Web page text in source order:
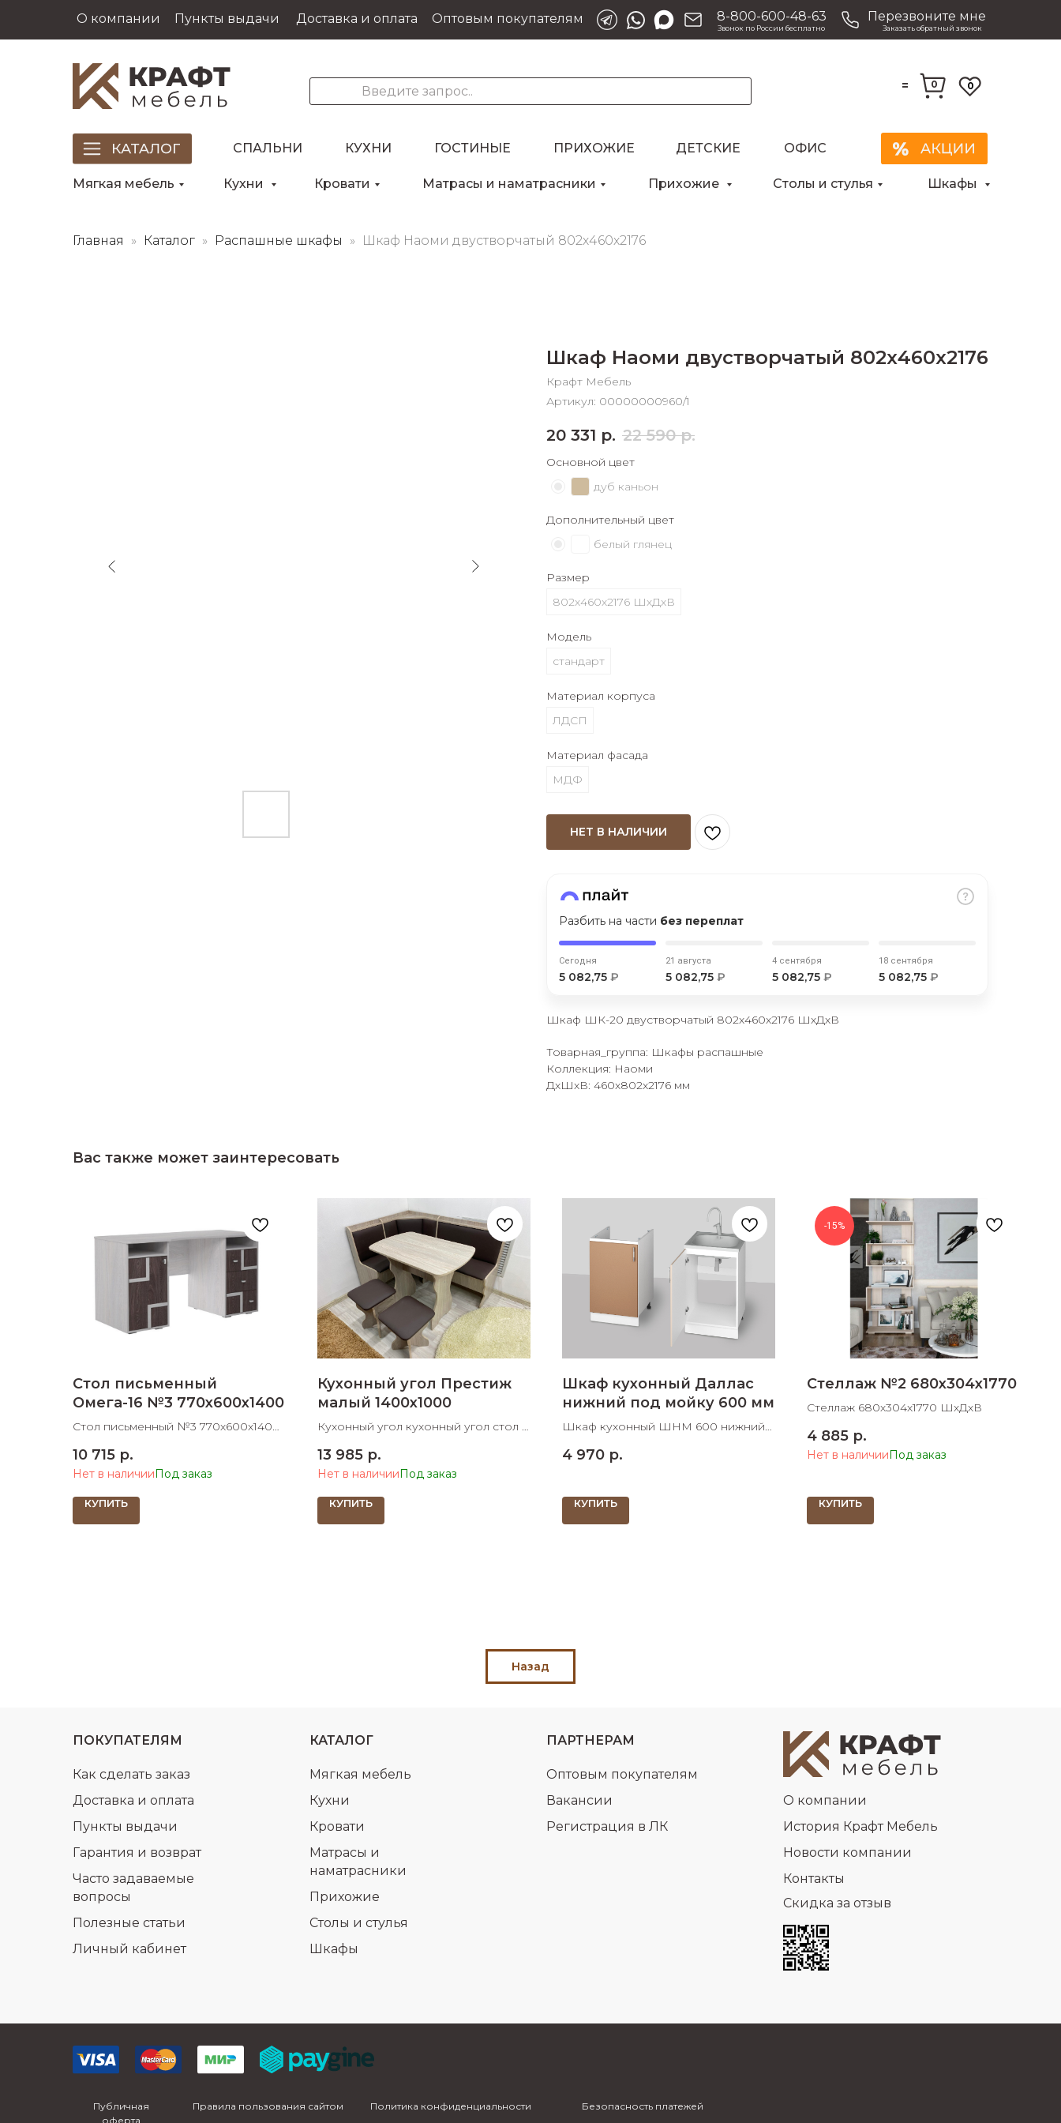
О компании Доставка и оплата Оптовым покупателям
Пункты выдачи 8-800-600-48-63
Звонок по России бесплатно
Перезвоните мне
Заказать обратный звонок
0
= 0
ДЕТСКИЕ
СПАЛЬНИ КУХНИ ГОСТИНЫЕ ПРИХОЖИЕ ОФИС
Кровати
Кухни
Мягкая мебель Прихожие Столы и стулья Шкафы
Матрасы и наматрасники
Главная Каталог Распашные шкафы Шкаф Наоми двустворчатый 802х460х2176
Шкаф Наоми двустворчатый 802х460х2176
Крафт Мебель
Артикул: 00000000960/1
20 331 р. 22 590 р.
Основной цвет
дуб каньон
Дополнительный цвет
белый глянец
Размер
802х460х2176 ШхДхВ
Модель
стандарт
Материал корпуса
ЛДСП
Материал фасада
МДФ
НЕТ В НАЛИЧИИ
Разбить на части без переплат
Сегодня
5 082,75 ₽
21 августа
5 082,75 ₽
4 сентября
5 082,75 ₽
18 сентября
5 082,75 ₽
Для клиентов всех банков
выбранный способом
каждые 2 недели
об оплате Плайтом
раз в 2
Остались вопросы?
8 800 302-02-51
plait.ruШкаф ШК-20 двустворчатый 802х460х2176 ШхДхВ
Товарная_группа: Шкафы распашные
Коллекция: Наоми
ДxШxВ: 460x802x2176 мм
Вас также может заинтересовать
Стол письменный
Омега-16 №3 770х600х1400
Стол письменный №3 770х600х1400
10 715 р.
Нет в наличии
КУПИТЬ
Кухонный угол Престиж
малый 1400х1000
Кухонный угол кухонный угол стол 2
ШхД
13 985 р.
Нет в наличии
КУПИТЬ
Шкаф кухонный Даллас
нижний под мойку 600 мм
Шкаф кухонный ШНМ 600 нижний
4 970 р.
КУПИТЬ
-15%
Стеллаж №2 680х304х1770
Стеллаж 680х304х1770 ШхДхВ
4 885 р.
Нет в наличии
КУПИТЬ
Назад
ПАРТНЕРАМ
Регистрация в ЛК
Оптовым покупателям
Вакансии
КАТАЛОГ
Кухни
Мягкая мебель
Кровати
Матрасы и
наматрасники
Прихожие
Столы и стулья
Шкафы
ПОКУПАТЕЛЯМ
Доставка и оплата
Часто задаваемые
вопросы
Гарантия и возврат
Полезные статьи
Пункты выдачи
Как сделать заказ
Личный кабинет
О компании
История Крафт Мебель
Новости компании
Контакты
Скидка за отзыв
Публичная
оферта
Правила пользования сайтом Политика конфиденциальности Безопасность платежей